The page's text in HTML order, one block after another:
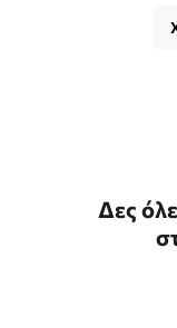
Δες